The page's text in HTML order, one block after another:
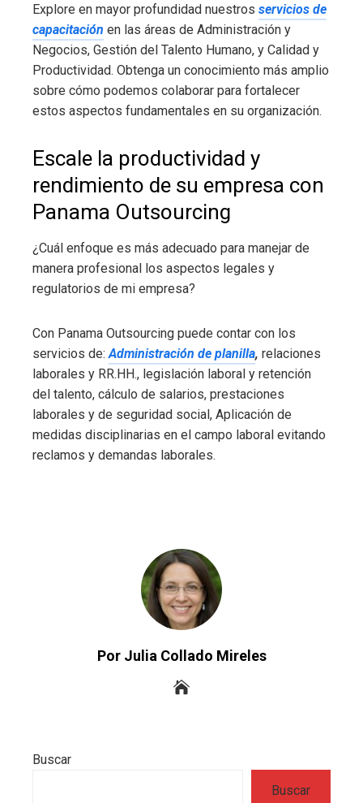
Explore en mayor profundidad nuestros servicios de
capacitación en las áreas de Administración y
Negocios, Gestión del Talento Humano, y Calidad y
Productividad. Obtenga un conocimiento más amplio
sobre cómo podemos colaborar para fortalecer
estos aspectos fundamentales en su organización.
Escale la productividad y
rendimiento de su empresa con
Panama Outsourcing
¿Cuál enfoque es más adecuado para manejar de
manera profesional los aspectos legales y
regulatorios de mi empresa?
Con Panama Outsourcing puede contar con los
servicios de:Administración de planilla, relaciones
laborales y RR.HH., legislación laboral y retención
del talento, cálculo de salarios, prestaciones
laborales y de seguridad social, Aplicación de
medidas disciplinarias en el campo laboral evitando
reclamos y demandas laborales.
Por Julia Collado Mireles
Buscar
Buscar